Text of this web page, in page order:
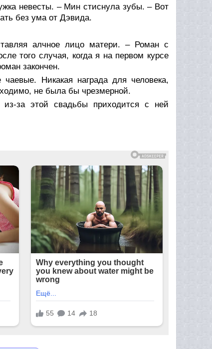
невесты. – Мин стиснула зубы. – Вот
без ума от Дэвида.
алчное лицо матери. – Роман с
того случая, когда я на первом курсе
закончен.
Никакая награда для человека,
не была бы чрезмерной.
за этой свадьбы приходится с ней